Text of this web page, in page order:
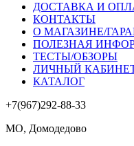
ДОСТАВКА И
КОНТАКТЫ
О МАГАЗИНЕ/
ПОЛЕЗНАЯ
ТЕСТЫ/ОБЗОРЫ
ЛИЧНЫЙ
КАТАЛОГ
+7(967)292-88-33
МО, Домодедово